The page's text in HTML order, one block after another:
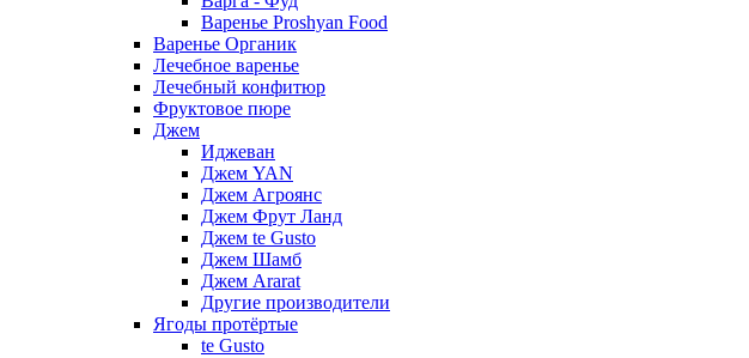
Варенье Proshyan Food
Варенье Органик
Лечебное варенье
Лечебный конфитюр
Фруктовое пюре
Джем
Иджеван
Джем YAN
Джем Агроянс
Джем Фрут Ланд
Джем te Gusto
Джем Шамб
Джем Ararat
Другие производители
Ягоды протёртые
te Gusto